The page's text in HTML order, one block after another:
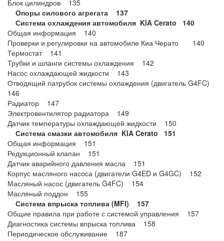
Блок цилиндров 135
Опоры силового агрегата 137
Система охлаждения автомобиля KIA Cerato 140
Общая информация 140
Проверки и регулировки на автомобиле Киа Черато 140
Термостат 141
Трубки и шланги системы охлаждения 142
Насос охлаждающей жидкости 143
Отводящий патрубок системы охлаждения (двигатель G4FC)
146
Радиатор 147
Электровентилятор радиатора 149
Датчик температуры охлаждающей жидкости 150
Система смазки автомобиля KIA Cerato 151
Общая информация 151
Редукционный клапан 151
Датчик аварийного давления масла 151
Корпус масляного насоса (двигатели G4ED и G4GC) 152
Масляный насос (двигатель G4FC) 154
Масляный поддон 155
Система впрыска топлива (MFI) 157
Общие правила при работе с системой управления 157
Диагностика системы впрыска топлива 158
Периодическое обслуживание 187